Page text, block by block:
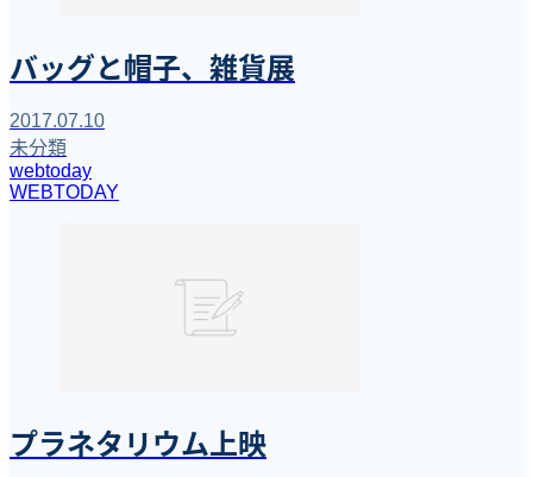
バッグと帽子、雑貨展
2017.07.10
未分類
webtoday
WEBTODAY
プラネタリウム上映